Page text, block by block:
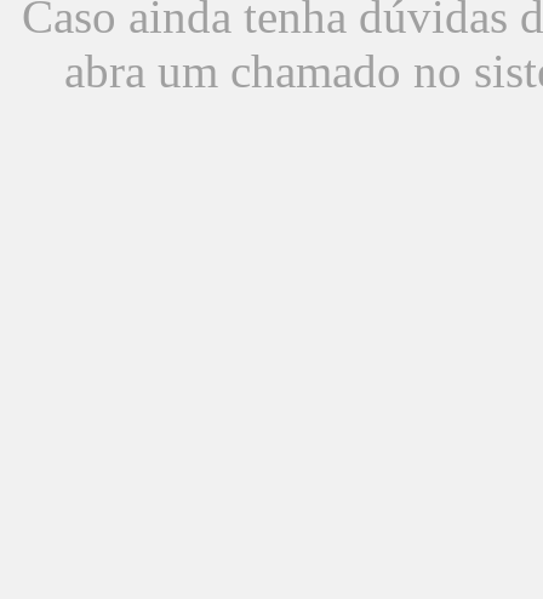
Caso ainda tenha dúvidas
abra um chamado no